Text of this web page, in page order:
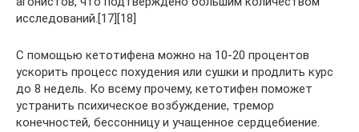
исследований.[17][18]
С помощью кетотифена можно на 10-20 процентов
ускорить процесс похудения или сушки и продлить курс
до 8 недель. Ко всему прочему, кетотифен поможет
устранить психическое возбуждение, тремор
конечностей, бессонницу и учащенное сердцебиение.